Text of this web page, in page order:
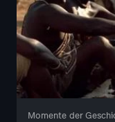
Momente der